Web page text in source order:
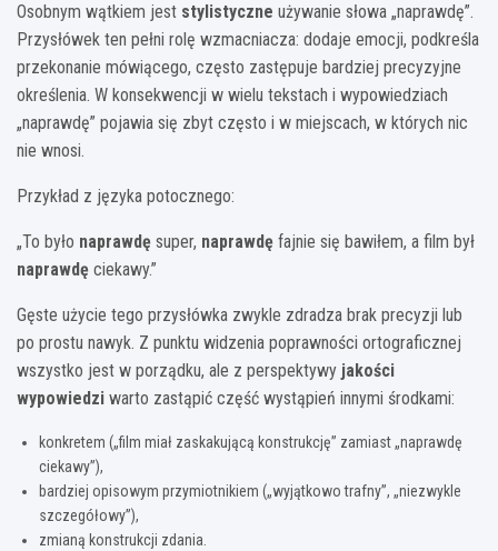
Osobnym wątkiem jest stylistyczne używanie słowa „naprawdę”.
Przysłówek ten pełni rolę wzmacniacza: dodaje emocji, podkreśla
przekonanie mówiącego, często zastępuje bardziej precyzyjne
określenia. W konsekwencji w wielu tekstach i wypowiedziach
„naprawdę” pojawia się zbyt często i w miejscach, w których nic
nie wnosi.
Przykład z języka potocznego:
„To było naprawdę super, naprawdę fajnie się bawiłem, a film był
naprawdę ciekawy.”
Gęste użycie tego przysłówka zwykle zdradza brak precyzji lub
po prostu nawyk. Z punktu widzenia poprawności ortograficznej
wszystko jest w porządku, ale z perspektywy jakości
wypowiedzi warto zastąpić część wystąpień innymi środkami:
konkretem („film miał zaskakującą konstrukcję” zamiast „naprawdę
ciekawy”),
bardziej opisowym przymiotnikiem („wyjątkowo trafny”, „niezwykle
szczegółowy”),
zmianą konstrukcji zdania.